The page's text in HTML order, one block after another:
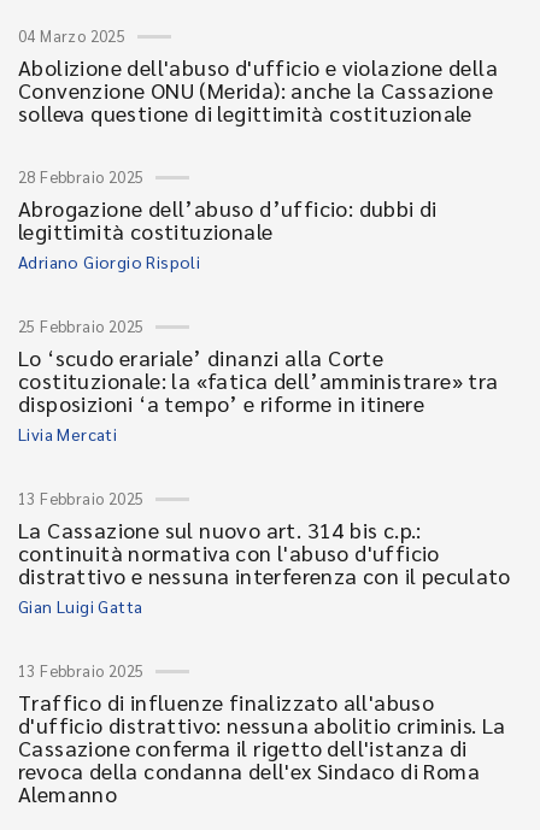
04 Marzo 2025
Abolizione dell'abuso d'ufficio e violazione della
Convenzione ONU (Merida): anche la Cassazione
solleva questione di legittimità costituzionale
28 Febbraio 2025
Abrogazione dell’abuso d’ufficio: dubbi di
legittimità costituzionale
Adriano Giorgio Rispoli
25 Febbraio 2025
Lo ‘scudo erariale’ dinanzi alla Corte
costituzionale: la «fatica dell’amministrare» tra
disposizioni ‘a tempo’ e riforme in itinere
Livia Mercati
13 Febbraio 2025
La Cassazione sul nuovo art. 314 bis c.p.:
continuità normativa con l'abuso d'ufficio
distrattivo e nessuna interferenza con il peculato
Gian Luigi Gatta
13 Febbraio 2025
Traffico di influenze finalizzato all'abuso
d'ufficio distrattivo: nessuna abolitio criminis. La
Cassazione conferma il rigetto dell'istanza di
revoca della condanna dell'ex Sindaco di Roma
Alemanno